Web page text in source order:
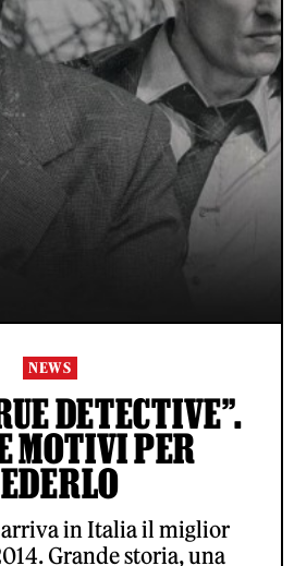
NEWS
DETECTIVE”.
MOTIVI PER
in Italia il miglior
Grande storia, una